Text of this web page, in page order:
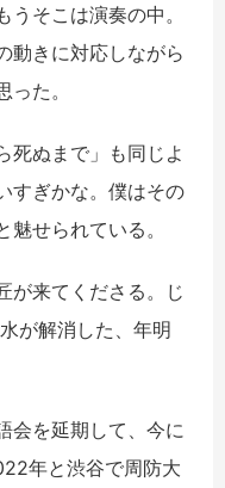
そこは演奏の中。
動きに対応しながら
た。
死ぬまで」も同じよ
すぎかな。僕はその
せられている。
が来てくださる。じ
が解消した、年明
会を延期して、今に
年と渋谷で周防大